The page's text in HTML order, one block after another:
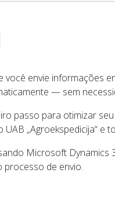
você envie informações
— sem
passo para otimizar
UAB „Agroekspedicija“ e
Microsoft Dynamics
processo de envio.